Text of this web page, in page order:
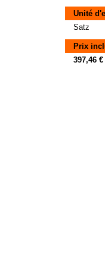
Unité
Satz
Prix
397,46 €